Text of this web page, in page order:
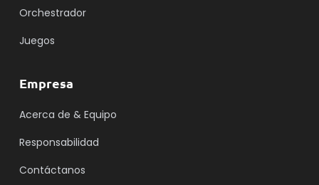
Orchestrador
Juegos
Empresa
Acerca de & Equipo
Responsabilidad
Contáctanos